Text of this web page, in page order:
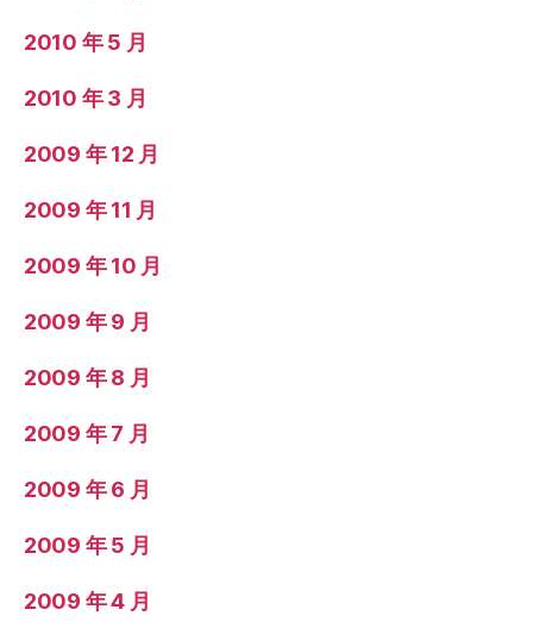
2010 年 5 月
2010 年 3 月
2009 年 12 月
2009 年 11 月
2009 年 10 月
2009 年 9 月
2009 年 8 月
2009 年 7 月
2009 年 6 月
2009 年 5 月
2009 年 4 月